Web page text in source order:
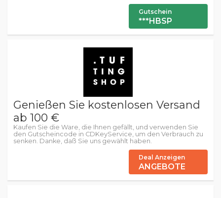
Gutschein
***HBSP
Genießen Sie kostenlosen Versand
ab 100 €
Kaufen Sie die Ware, die Ihnen gefällt, und verwenden Sie
den Gutscheincode in CDKeyService, um den Verbrauch zu
senken. Danke, daß Sie uns gewählt haben.
Deal Anzeigen
ANGEBOTE